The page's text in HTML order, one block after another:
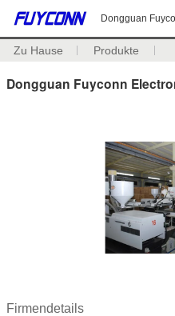
Dongguan
Zu Hause Produkte
Dongguan Fuyconn
Firmendetails